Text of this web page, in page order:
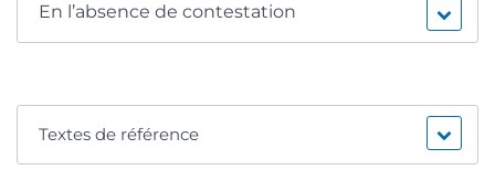
En l’absence de contestation
Textes de référence